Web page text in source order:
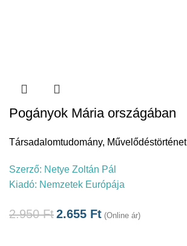
Pogányok Mária országában
Társadalomtudomány, Művelődéstörténet
Szerző: Netye Zoltán Pál
Kiadó: Nemzetek Európája
2.950Ft2.655 Ft (Online ár)